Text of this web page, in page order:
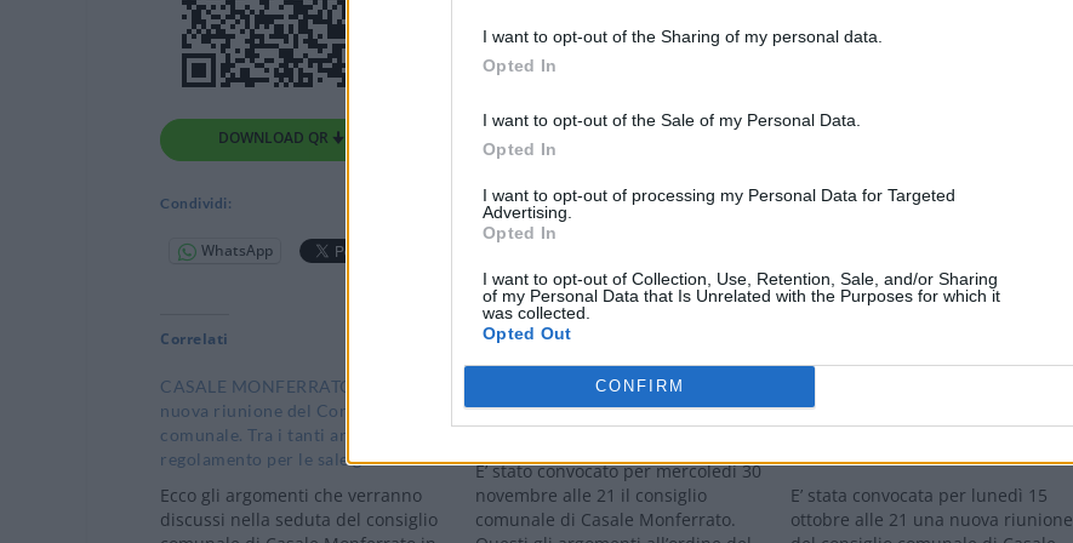
I want to opt-out of the Sharing of my personal data.
Opted In
I want to opt-out of the Sale of my Personal Data.
Opted In
I want to opt-out of processing my Personal Data for Targeted
Advertising.
Opted In
I want to opt-out of Collection, Use, Retention, Sale, and/or Sharing
of my Personal Data that Is Unrelated with the Purposes for which it
was collected.
Opted Out
CONFIRM
DOWNLOAD QR 🠋
Condividi:
WhatsApp
Correlati
CASALE MONFERRATO: Mercoledì
nuova riunione del Consiglio
comunale. Tra i tanti argomenti il
regolamento per le sale gioco
Ecco gli argomenti che verranno
discussi nella seduta del consiglio
CASALE MONFERRATO: Mercoledì
riunione del Consiglio comunale sul
E’ stato convocato per mercoledì 30
novembre alle 21 il consiglio
comunale di Casale Monferrato.
riunisce il Consiglio comunale per
del verde
E’ stata convocata per lunedì 15
ottobre alle 21 una nuova riunione